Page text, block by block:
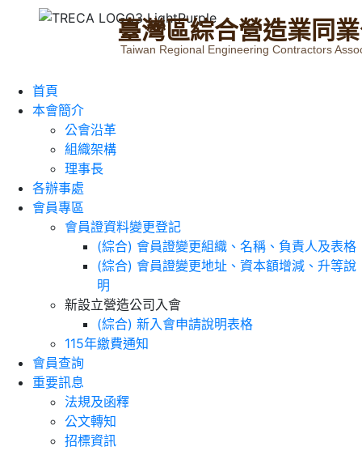
臺灣區綜合營造業同業
Taiwan Regional Engineering Contractors
首頁
本會簡介
公會沿革
組織架構
理事長
各辦事處
會員專區
會員證資料變更登記
(綜合) 會員證變更組織、名稱、負責人及表格
(綜合) 會員證變更地址、資本額增減、升等說
明
新設立營造公司入會
(綜合) 新入會申請說明表格
115年繳費通知
會員查詢
重要訊息
法規及函釋
公文轉知
招標資訊